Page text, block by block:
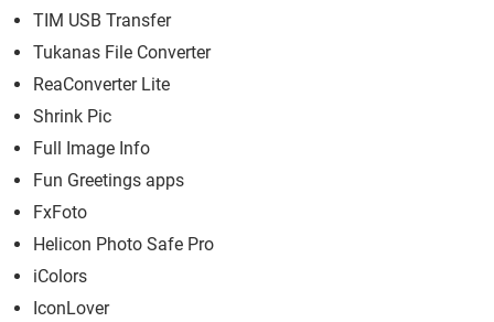
TIM USB Transfer
Tukanas File Converter
ReaConverter Lite
Shrink Pic
Full Image Info
Fun Greetings apps
FxFoto
Helicon Photo Safe Pro
iColors
IconLover